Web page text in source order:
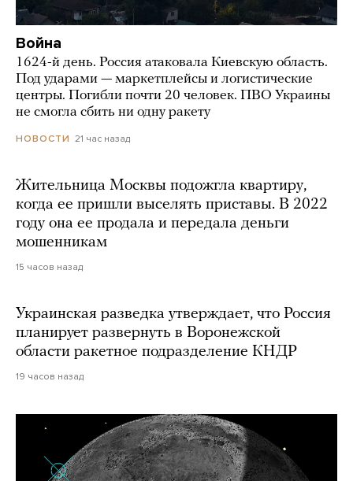
Война
1624-й день. Россия атаковала Киевскую область.
Под ударами — маркетплейсы и логистические
центры. Погибли почти 20 человек. ПВО Украины
не смогла сбить ни одну ракету
НОВОСТИ 21 час назад
Жительница Москвы подожгла квартиру,
когда ее пришли выселять приставы. В 2022
году она ее продала и передала деньги
мошенникам
15 часов назад
Украинская разведка утверждает, что Россия
планирует развернуть в Воронежской
области ракетное подразделение КНДР
19 часов назад